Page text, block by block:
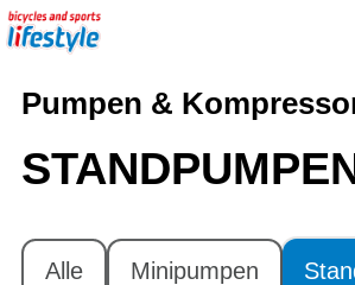
Pumpen &
Alle Minipumpen